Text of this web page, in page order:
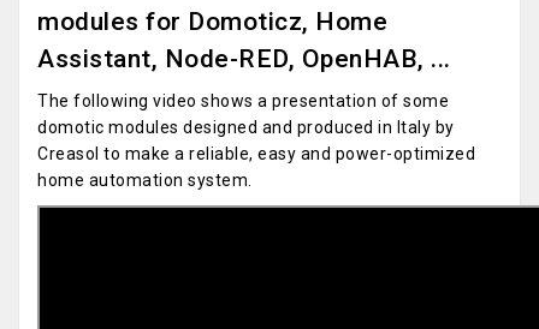
modules for Domoticz, Home
Assistant, Node-RED, OpenHAB, ...
The following video shows a presentation of some
domotic modules designed and produced in Italy by
Creasol to make a reliable, easy and power-optimized
home automation system.